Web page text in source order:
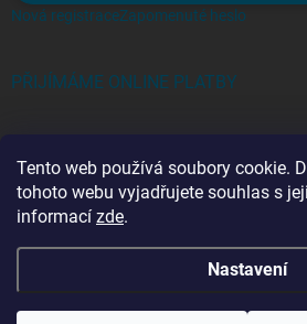
Tento web používá soubory cookie.
tohoto webu vyjadřujete souhlas s
informací zde.
Nastavení
Nová registraceZapomenuté heslo
PŘIJÍMÁME ONLINE PLATBY
Kategorie